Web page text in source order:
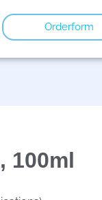
Orderform
100ml